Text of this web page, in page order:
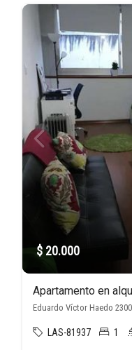
$ 20.000
Apartamento en
Eduardo Víctor Haedo
LAS-81937 1